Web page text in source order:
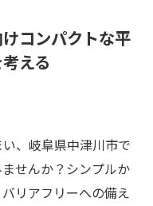
コンパクトな平
える
、岐阜県中津川市で
せんか？シンプルか
リアフリーへの備え